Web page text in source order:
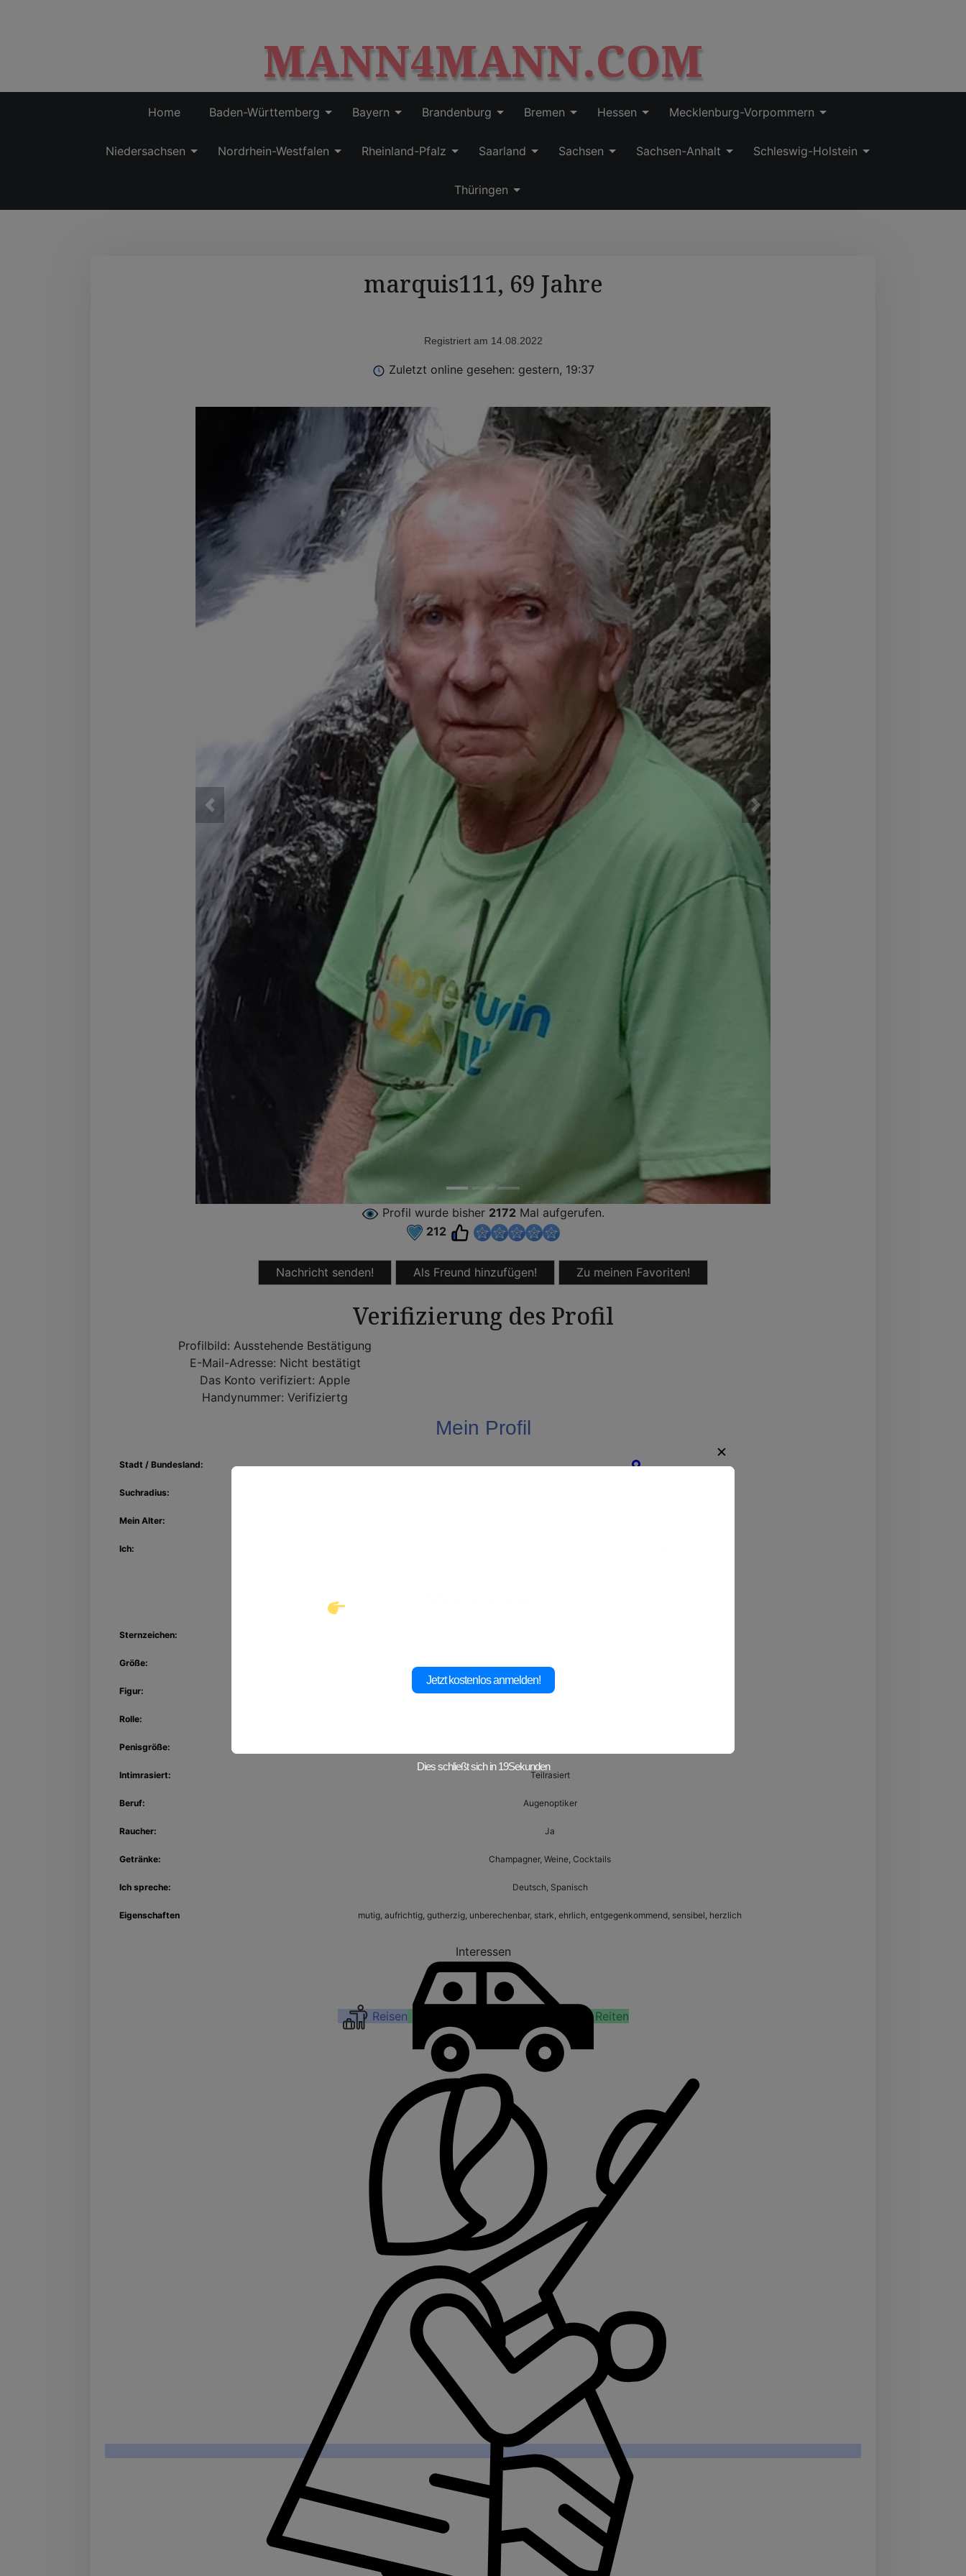
p
t
o
c
n
n
MANN4MANN.COM
Home Baden-Württemberg Bayern Brandenburg Bremen Hessen Mecklenburg-Vorpommern
Niedersachsen Nordrhein-Westfalen Rheinland-Pfalz Saarland Sachsen Sachsen-Anhalt Schleswig-Holstein
Thüringen
marquis111, 69 Jahre
Registriert am 14.08.2022
Zuletzt online gesehen: gestern, 19:37
Profil wurde bisher 2172 Mal aufgerufen.
212
Nachricht senden! Als Freund hinzufügen! Zu meinen Favoriten!
Verifizierung des Profil
Profilbild: Ausstehende Bestätigung
E-Mail-Adresse: Nicht bestätigt
Das Konto verifiziert: Apple
Handynummer: Verifiziertg
Mein Profil
Stadt / Bundesland: Fürth,Bayern
Suchradius:
Mein Alter:
Ich:
Sternzeichen:
Größe:
Figur: Normal gebaut
Rolle:
Penisgröße:
Intimrasiert: Teilrasiert
Beruf: Augenoptiker
Raucher: Ja
Getränke: Champagner, Weine, Cocktails
Ich spreche: Deutsch, Spanisch
Eigenschaften mutig, aufrichtig, gutherzig, unberechenbar, stark, ehrlich, entgegenkommend, sensibel, herzlich
Interessen
Reisen Reiten
✕
Jetzt kostenlos anmelden!
Dies schließt sich in17Sekunden